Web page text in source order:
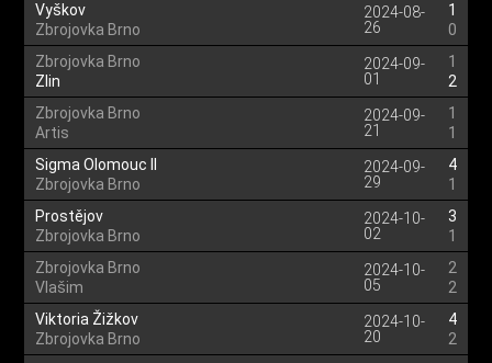
Vyškov
Zbrojovka Brno
2024-08-
26
1
0
Zbrojovka Brno
Zlin
2024-09-
01
1
2
Zbrojovka Brno
Artis
2024-09-
21
1
1
Sigma Olomouc II
Zbrojovka Brno
2024-09-
29
4
1
Prostějov
Zbrojovka Brno
2024-10-
02
3
1
Zbrojovka Brno
Vlašim
2024-10-
05
2
2
Viktoria Žižkov
Zbrojovka Brno
2024-10-
20
4
2